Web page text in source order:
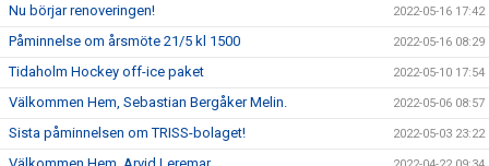
Nu börjar renoveringen! 2022-05-16 17:42
Påminnelse om årsmöte 21/5 kl 1500 2022-05-16 08:29
Tidaholm Hockey off-ice paket 2022-05-10 17:54
Välkommen Hem, Sebastian Bergåker Melin. 2022-05-06 08:57
Sista påminnelsen om TRISS-bolaget! 2022-05-03 23:22